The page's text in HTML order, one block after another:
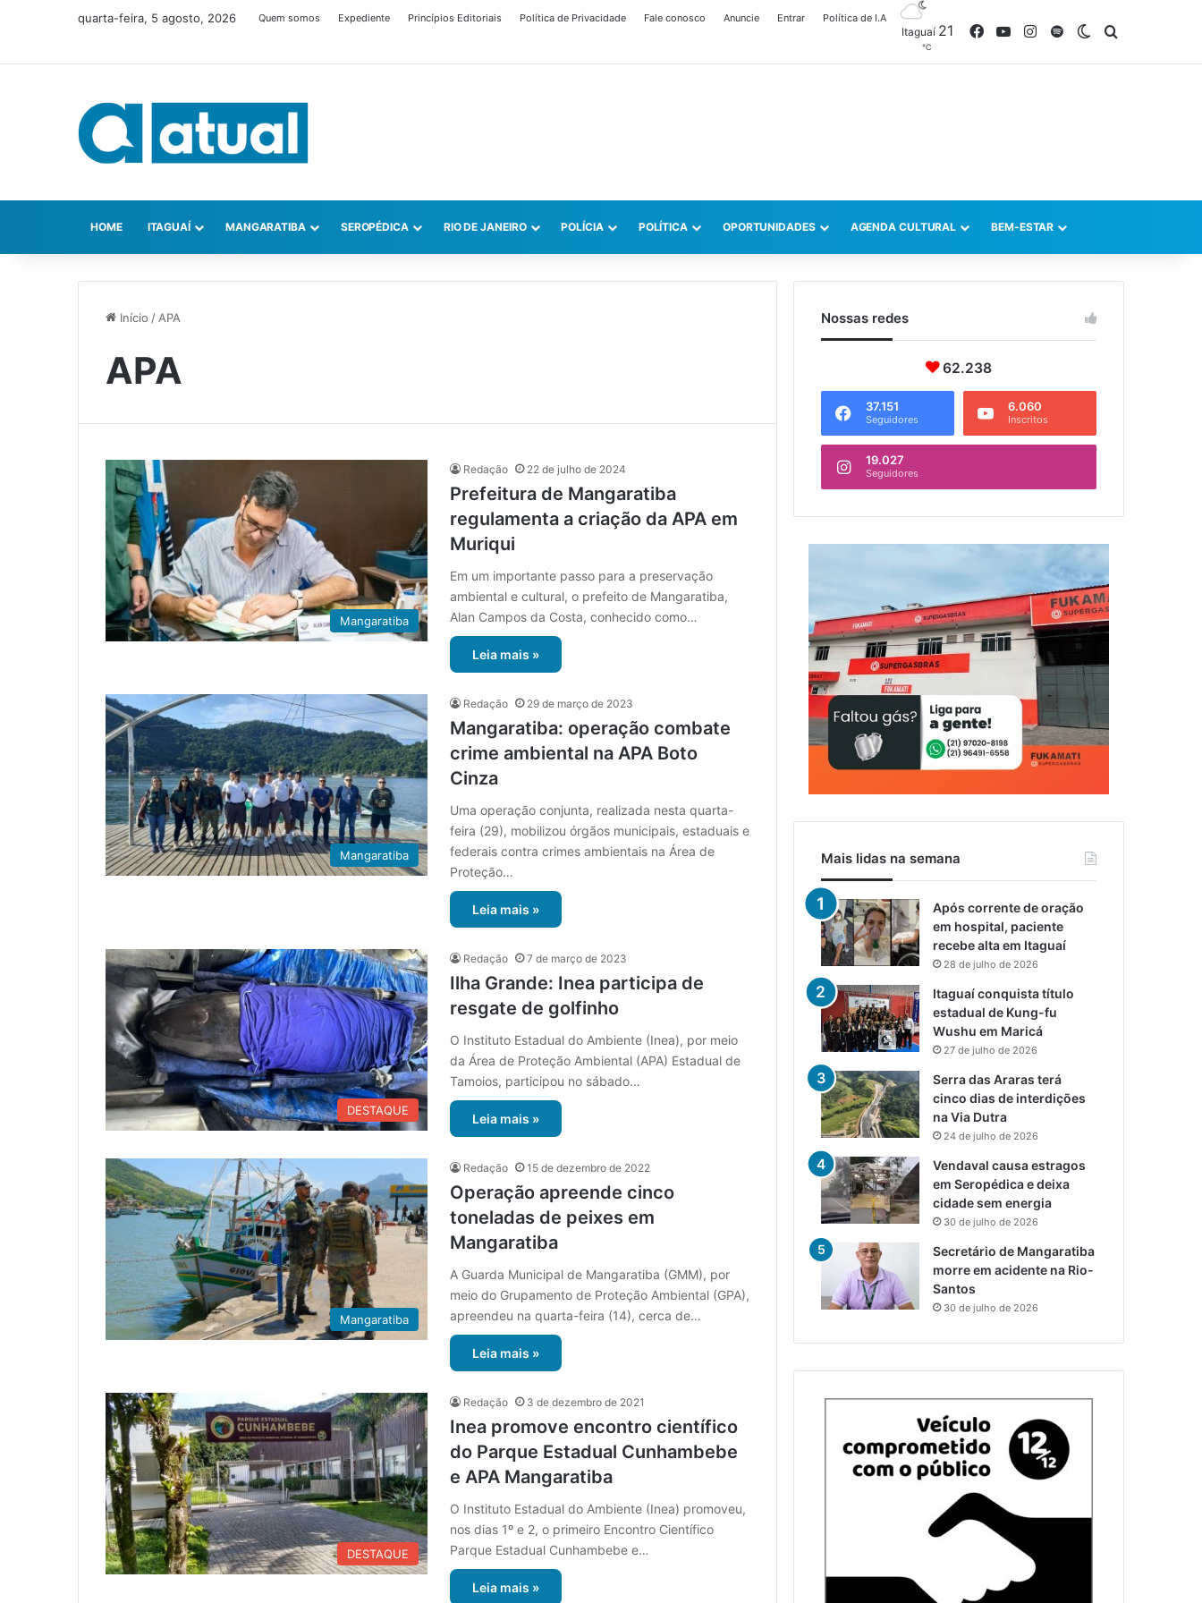
quarta-feira, 5 agosto, 2026 Quem somos Expediente Princípios Editoriais Política de Privacidade Fale conosco Anuncie Entrar Política de I.A
Itaguaí 21
℃
FacebookYouTubeInstagram
SpotifySwitch skin
HOME ITAGUAÍ MANGARATIBA SEROPÉDICA RIO DE JANEIRO POLÍCIA POLÍTICA OPORTUNIDADES AGENDA CULTURAL BEM-ESTAR
Início /APA
APA
Mangaratiba
Redação 22 de julho de 2024
Prefeitura de Mangaratiba
regulamenta a criação da APA em
Muriqui
Em um importante passo para a preservação
ambiental e cultural, o prefeito de Mangaratiba,
Alan Campos da Costa, conhecido como…
Leia mais »
Mangaratiba
Redação 29 de março de 2023
Mangaratiba: operação combate
crime ambiental na APA Boto
Cinza
Uma operação conjunta, realizada nesta quarta-
feira (29), mobilizou órgãos municipais, estaduais e
federais contra crimes ambientais na Área de
Proteção…
Leia mais »
DESTAQUE
Redação 7 de março de 2023
Ilha Grande: Inea participa de
resgate de golfinho
O Instituto Estadual do Ambiente (Inea), por meio
da Área de Proteção Ambiental (APA) Estadual de
Tamoios, participou no sábado…
Leia mais »
Mangaratiba
Redação 15 de dezembro de 2022
Operação apreende cinco
toneladas de peixes em
Mangaratiba
A Guarda Municipal de Mangaratiba (GMM), por
meio do Grupamento de Proteção Ambiental (GPA),
apreendeu na quarta-feira (14), cerca de…
Leia mais »
DESTAQUE
Redação 3 de dezembro de 2021
Inea promove encontro científico
do Parque Estadual Cunhambebe
e APA Mangaratiba
O Instituto Estadual do Ambiente (Inea) promoveu,
nos dias 1º e 2, o primeiro Encontro Científico
Parque Estadual Cunhambebe e…
Leia mais »
Nossas redes
62.238
37.151
Seguidores
6.060
Inscritos
19.027
Seguidores
Mais lidas na semana
Após corrente de oração
em hospital, paciente
recebe alta em Itaguaí
28 de julho de 2026
Itaguaí conquista título
estadual de Kung-fu
Wushu em Maricá
27 de julho de 2026
Serra das Araras terá
cinco dias de interdições
na Via Dutra
24 de julho de 2026
Vendaval causa estragos
em Seropédica e deixa
cidade sem energia
30 de julho de 2026
Secretário de Mangaratiba
morre em acidente na Rio-
Santos
30 de julho de 2026